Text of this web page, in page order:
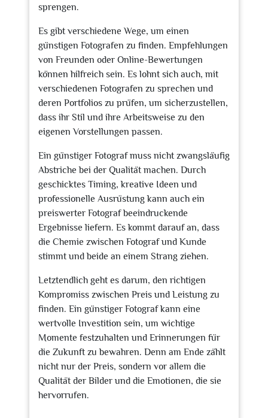
sprengen.
Es gibt verschiedene Wege, um einen
günstigen Fotografen zu finden. Empfehlungen
von Freunden oder Online-Bewertungen
können hilfreich sein. Es lohnt sich auch, mit
verschiedenen Fotografen zu sprechen und
deren Portfolios zu prüfen, um sicherzustellen,
dass ihr Stil und ihre Arbeitsweise zu den
eigenen Vorstellungen passen.
Ein günstiger Fotograf muss nicht zwangsläufig
Abstriche bei der Qualität machen. Durch
geschicktes Timing, kreative Ideen und
professionelle Ausrüstung kann auch ein
preiswerter Fotograf beeindruckende
Ergebnisse liefern. Es kommt darauf an, dass
die Chemie zwischen Fotograf und Kunde
stimmt und beide an einem Strang ziehen.
Letztendlich geht es darum, den richtigen
Kompromiss zwischen Preis und Leistung zu
finden. Ein günstiger Fotograf kann eine
wertvolle Investition sein, um wichtige
Momente festzuhalten und Erinnerungen für
die Zukunft zu bewahren. Denn am Ende zählt
nicht nur der Preis, sondern vor allem die
Qualität der Bilder und die Emotionen, die sie
hervorrufen.